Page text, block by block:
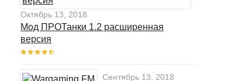
Октябрь 13, 2018
Мод ПРОТанки 1.2 расширенная
версия
Сентябрь 13, 2018